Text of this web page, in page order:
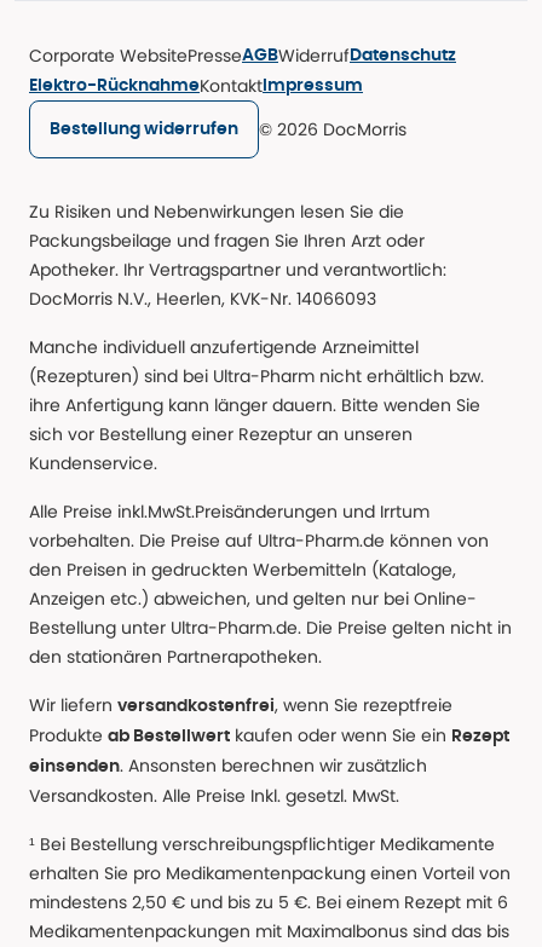
Corporate WebsitePresseAGBWiderruf Datenschutz
Elektro-RücknahmeKontakt Impressum
Bestellung widerrufen © 2026 DocMorris
Zu Risiken und Nebenwirkungen lesen Sie die
Packungsbeilage und fragen Sie Ihren Arzt oder
Apotheker. Ihr Vertragspartner und verantwortlich:
DocMorris N.V., Heerlen, KVK-Nr. 14066093
Manche individuell anzufertigende Arzneimittel
(Rezepturen) sind bei Ultra-Pharm nicht erhältlich bzw.
ihre Anfertigung kann länger dauern. Bitte wenden Sie
sich vor Bestellung einer Rezeptur an unseren
Kundenservice.
Alle Preise inkl.MwSt.Preisänderungen und Irrtum
vorbehalten. Die Preise auf Ultra-Pharm.de können von
den Preisen in gedruckten Werbemitteln (Kataloge,
Anzeigen etc.) abweichen, und gelten nur bei Online-
Bestellung unter Ultra-Pharm.de. Die Preise gelten nicht in
den stationären Partnerapotheken.
Wir liefern versandkostenfrei, wenn Sie rezeptfreie
Produkte ab Bestellwert kaufen oder wenn Sie ein Rezept
einsenden. Ansonsten berechnen wir zusätzlich
Versandkosten. Alle Preise Inkl. gesetzl. MwSt.
¹ Bei Bestellung verschreibungspflichtiger Medikamente
erhalten Sie pro Medikamentenpackung einen Vorteil von
mindestens 2,50 € und bis zu 5 €. Bei einem Rezept mit 6
Medikamentenpackungen mit Maximalbonus sind das bis